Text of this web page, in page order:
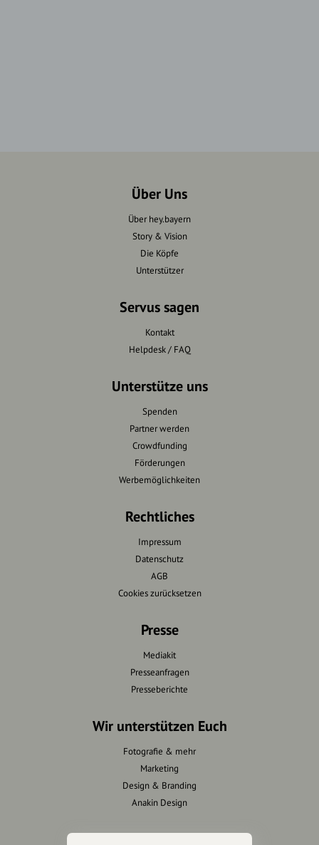
Über Uns
Über hey.bayern
Story & Vision
Die Köpfe
Unterstützer
Servus sagen
Kontakt
Helpdesk / FAQ
Unterstütze uns
Spenden
Partner werden
Crowdfunding
Förderungen
Werbemöglichkeiten
Rechtliches
Impressum
Datenschutz
AGB
Cookies zurücksetzen
Presse
Mediakit
Presseanfragen
Presseberichte
Wir unterstützen Euch
Fotografie & mehr
Marketing
Design & Branding
Anakin Design